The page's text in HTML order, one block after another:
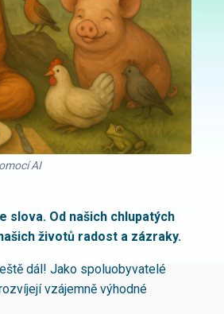
AI
slova. Od našich chlupatých
životů radost a zázraky.
dál! Jako spoluobyvatelé
vzájemně výhodné